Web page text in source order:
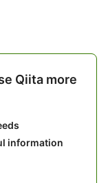
Qiita more
information